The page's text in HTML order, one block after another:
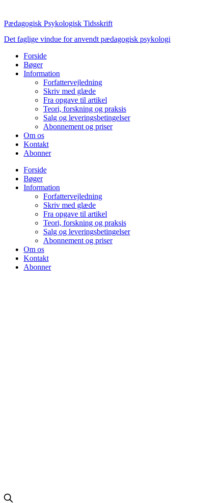
indhold
Pædagogisk Psykologisk Tidsskrift
Det faglige vindue for anvendt pædagogisk psykologi
Forside
Bøger
Information
Forfattervejledning
Skriv med glæde
Fra opgave til artikel
Teori, forskning og praksis
Salg og leveringsbetingelser
Abonnement og priser
Om os
Kontakt
Abonner
Forside
Bøger
Information
Forfattervejledning
Skriv med glæde
Fra opgave til artikel
Teori, forskning og praksis
Salg og leveringsbetingelser
Abonnement og priser
Om os
Kontakt
Abonner